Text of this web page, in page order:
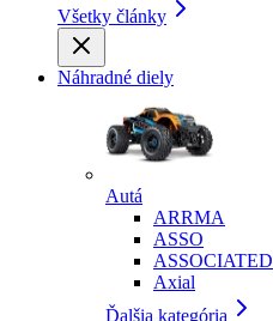
Všetky články
Náhradné diely
Autá
ARRMA
ASSO
ASSOCIATED
Axial
Ďalšia kategória